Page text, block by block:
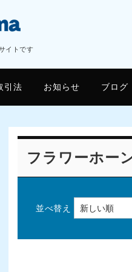
イトです
引法 お知らせ ブログ
フラワーホー
並べ替え